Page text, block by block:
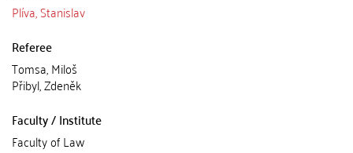
Plíva, Stanislav
Referee
Tomsa, Miloš
Přibyl, Zdeněk
Faculty / Institute
Faculty of Law